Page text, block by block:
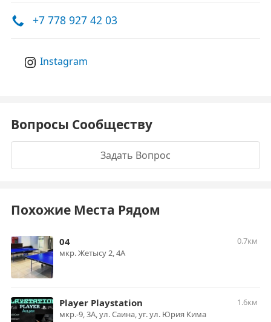
+7 778 927 42 03
Instagram
Вопросы Сообществу
Задать Вопрос
Похожие Места Рядом
04
0.7км
​мкр. Жетысу 2, 4А
Player Playstation
1.6км
мкр.-9, 3А, ул. Саина, уг. ул. Юрия Кима